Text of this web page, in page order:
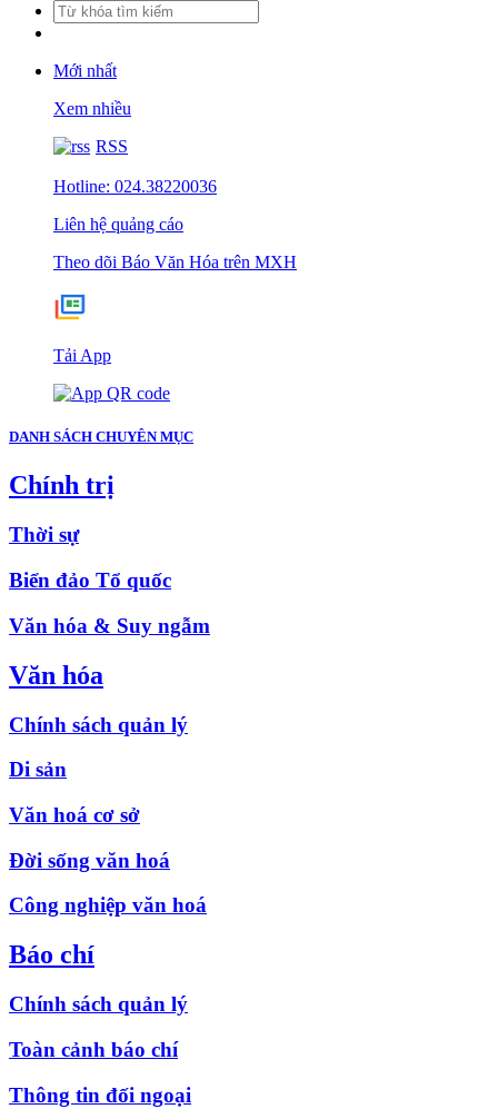
Mới nhất
Xem nhiều
RSS
Hotline: 024.38220036
Liên hệ quảng cáo
Theo dõi Báo Văn Hóa trên MXH
Tải App
DANH SÁCH CHUYÊN MỤC
Chính trị
Thời sự
Biển đảo Tổ quốc
Văn hóa & Suy ngẫm
Văn hóa
Chính sách quản lý
Di sản
Văn hoá cơ sở
Đời sống văn hoá
Công nghiệp văn hoá
Báo chí
Chính sách quản lý
Toàn cảnh báo chí
Thông tin đối ngoại